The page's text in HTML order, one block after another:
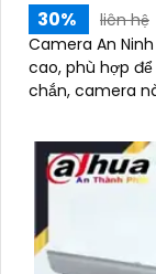
30%
liên hệ
Camera An
cao, phù hợp để lắp đặt
chắn, camera